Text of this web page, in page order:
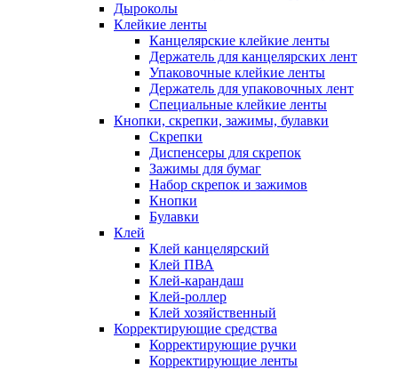
Дыроколы
Клейкие ленты
Канцелярские клейкие ленты
Держатель для канцелярских лент
Упаковочные клейкие ленты
Держатель для упаковочных лент
Специальные клейкие ленты
Кнопки, скрепки, зажимы, булавки
Скрепки
Диспенсеры для скрепок
Зажимы для бумаг
Набор скрепок и зажимов
Кнопки
Булавки
Клей
Клей канцелярский
Клей ПВА
Клей-карандаш
Клей-роллер
Клей хозяйственный
Корректирующие средства
Корректирующие ручки
Корректирующие ленты